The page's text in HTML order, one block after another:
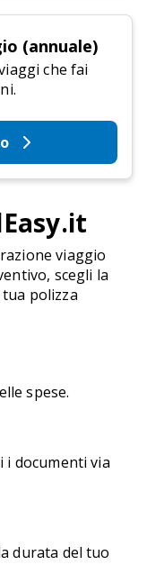
(annuale)
che fai
viaggio
scegli la
polizza
spese.
i documenti via
durata del tuo